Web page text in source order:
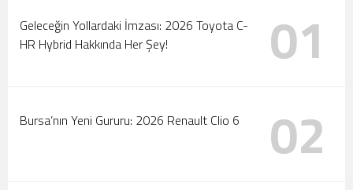
Tanıtıldı
Motorlar Marmaris’te Çalışıyor: 2026 Türkiye Ralli
Şampiyonası Başlıyor!
Geleceğin Yollardaki İmzası: 2026 Toyota C-
HR Hybrid Hakkında Her Şey!
01
Bursa’nın Yeni Gururu: 2026 Renault Clio 6 02